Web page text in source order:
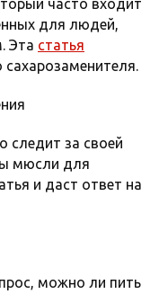
часто входит
для людей,
Эта статья
сахарозаменителя.
следит за своей
мюсли для
и даст ответ на
можно ли пить